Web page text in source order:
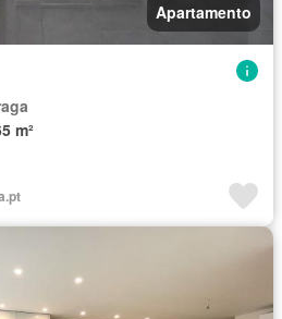
Apartamento
m²